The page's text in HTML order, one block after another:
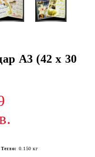
А3 (42 х 30
Тегло: 0.150 кг